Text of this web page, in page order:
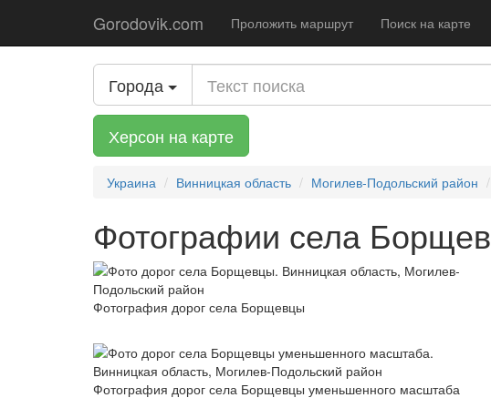
Gorodovik.com Проложить маршрут Поиск на карте
Города
Херсон на карте
Украина Винницкая область Могилев-Подольский район
Фотографии села
Фотография дорог села Борщевцы
Фотография дорог села Борщевцы уменьшенного масштаба